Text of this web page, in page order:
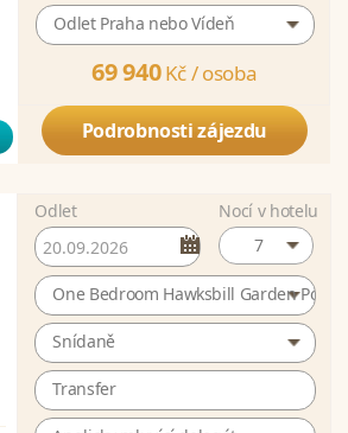
Odlet Praha nebo Vídeň
69 940 Kč /osoba
Podrobnosti zájezdu
Odlet
Nocí v hotelu
7
One Bedroom Hawksbill Garden Pool
Snídaně
Transfer